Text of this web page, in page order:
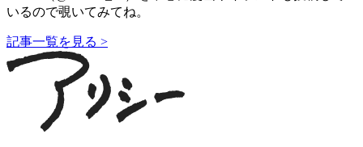
いるので覗いてみてね。
記事一覧を見る >